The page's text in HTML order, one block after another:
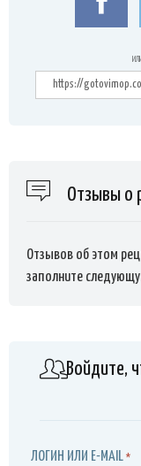
Отзывы о
Отзывов об этом
заполните
Войдите,
ЛОГИН ИЛИ E-MAIL *